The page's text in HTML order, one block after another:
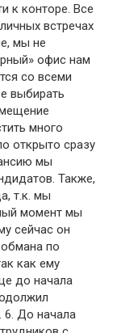
к конторе. Все
встречах
мы не
офис нам
со всеми
выбирать
много
открыто сразу
мы
Также,
т.к. мы
момент мы
сейчас он
по
как ему
до начала
6. До начала